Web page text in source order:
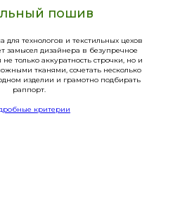
пошив
для технологов и текстильных цехов
замысел дизайнера в безупречное
не только аккуратность строчки, но и
тканями, сочетать несколько
изделии и грамотно подбирать
раппорт.
критерии